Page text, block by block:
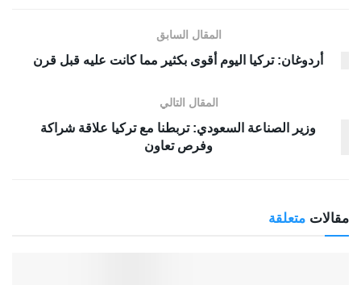
المقال السابق
أردوغان: تركيا اليوم أقوى بكثير مما كانت عليه قبل قرن
المقال التالي
وزير الصناعة السعودي: تربطنا مع تركيا علاقة شراكة
وفرص تعاون
مقالات متعلقة